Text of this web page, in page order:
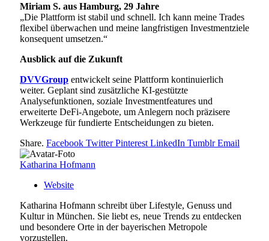
Miriam S. aus Hamburg, 29 Jahre
„Die Plattform ist stabil und schnell. Ich kann meine Trades
flexibel überwachen und meine langfristigen Investmentziele
konsequent umsetzen.“
Ausblick auf die Zukunft
DVVGroup entwickelt seine Plattform kontinuierlich
weiter. Geplant sind zusätzliche KI-gestützte
Analysefunktionen, soziale Investmentfeatures und
erweiterte DeFi-Angebote, um Anlegern noch präzisere
Werkzeuge für fundierte Entscheidungen zu bieten.
Share. Facebook Twitter Pinterest LinkedIn Tumblr Email
Katharina Hofmann
Website
Katharina Hofmann schreibt über Lifestyle, Genuss und
Kultur in München. Sie liebt es, neue Trends zu entdecken
und besondere Orte in der bayerischen Metropole
vorzustellen.